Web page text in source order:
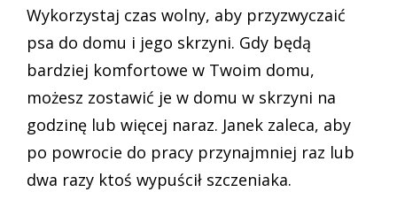
Wykorzystaj czas wolny, aby przyzwyczaić
psa do domu i jego skrzyni. Gdy będą
bardziej komfortowe w Twoim domu,
możesz zostawić je w domu w skrzyni na
godzinę lub więcej naraz. Janek zaleca, aby
po powrocie do pracy przynajmniej raz lub
dwa razy ktoś wypuścił szczeniaka.